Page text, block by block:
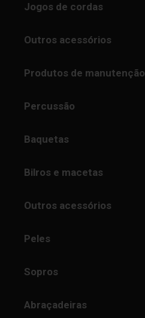
Jogos de cordas
Outros acessórios
Produtos de manutenção
Percussão
Baquetas
Bilros e macetas
Outros acessórios
Peles
Sopros
Abraçadeiras